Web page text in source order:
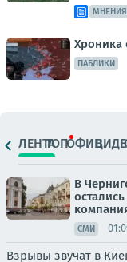
МНЕНИЯ
Хроника
ПАБЛИКИ
ЛЕНТАТОПОФИЦ.
В
СМИ
Взрывы звучат в